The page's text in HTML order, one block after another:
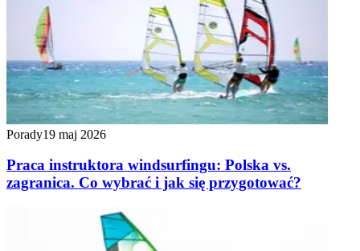
Porady19 maj 2026
Praca instruktora windsurfingu: Polska vs.
zagranica. Co wybrać i jak się przygotować?